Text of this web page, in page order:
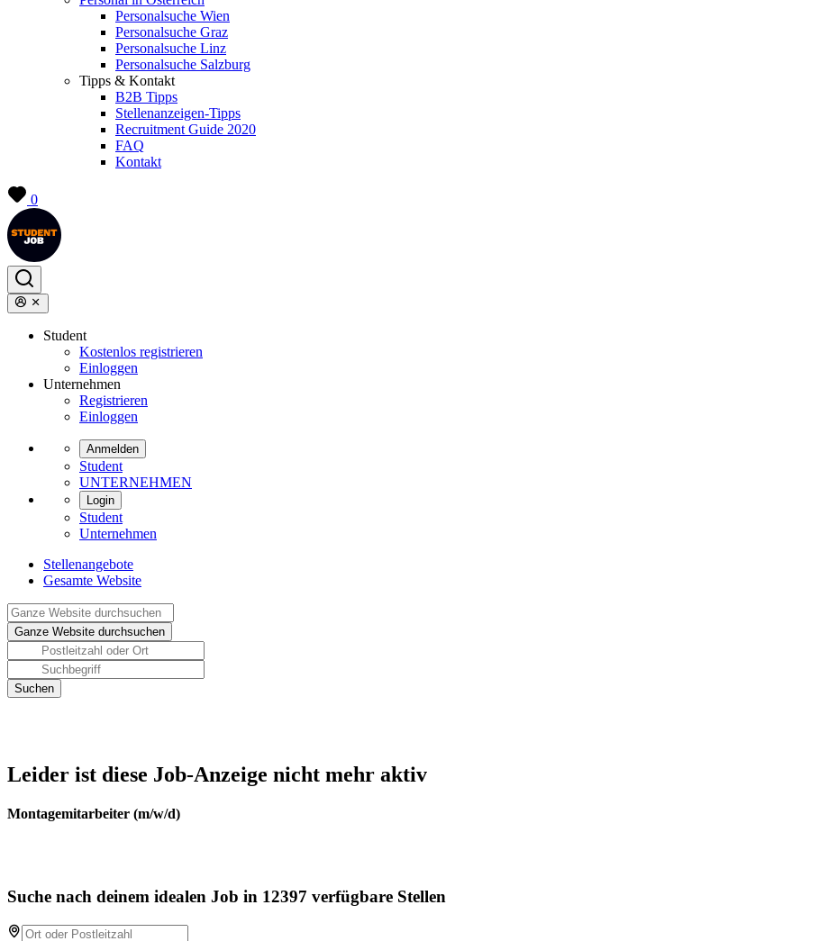
Personalsuche Wien
Personalsuche Graz
Personalsuche Linz
Personalsuche Salzburg
Tipps & Kontakt
B2B Tipps
Stellenanzeigen-Tipps
Recruitment Guide 2020
FAQ
Kontakt
0
Student
Kostenlos registrieren
Einloggen
Unternehmen
Registrieren
Einloggen
Anmelden
Student
UNTERNEHMEN
Login
Student
Unternehmen
Stellenangebote
Gesamte Website
Leider ist diese Job-Anzeige nicht mehr aktiv
Montagemitarbeiter (m/w/d)
Suche nach deinem idealen Job in 12397 verfügbare Stellen